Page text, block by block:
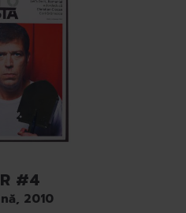
#4
2010